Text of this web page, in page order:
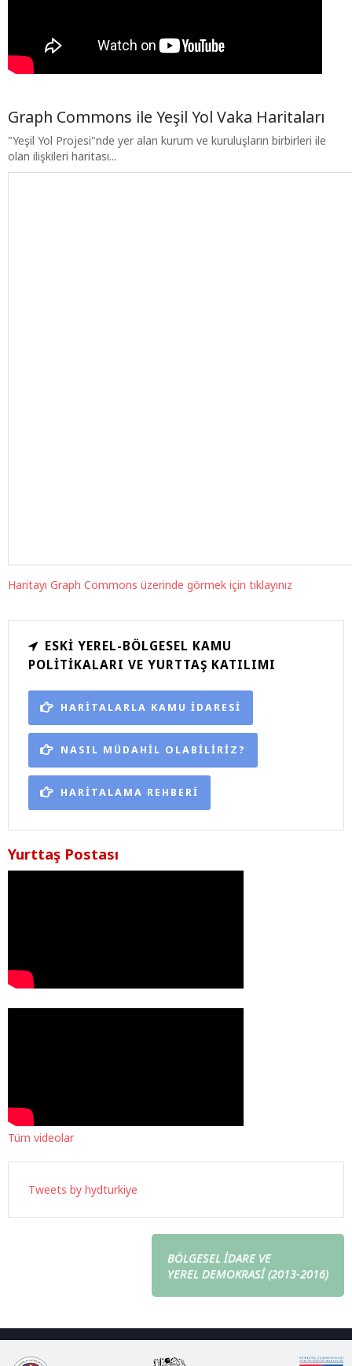
Graph Commons ile Yeşil Yol Vaka Haritaları
"Yeşil Yol Projesi"nde yer alan kurum ve kuruluşların birbirleri ile
olan ilişkileri haritası...
Haritayı Graph Commons üzerinde görmek için tıklayınız
ESKI YEREL-BÖLGESEL KAMU
POLITIKALARI VE YURTTAŞ KATILIMI
HARİTALARLA KAMU İDARESİ
NASIL MÜDAHİL OLABİLİRİZ?
HARİTALAMA REHBERİ
Yurttaş Postası
Tüm videolar
Tweets by hydturkiye
BÖLGESEL İDARE VE
YEREL DEMOKRASİ (2013-2016)